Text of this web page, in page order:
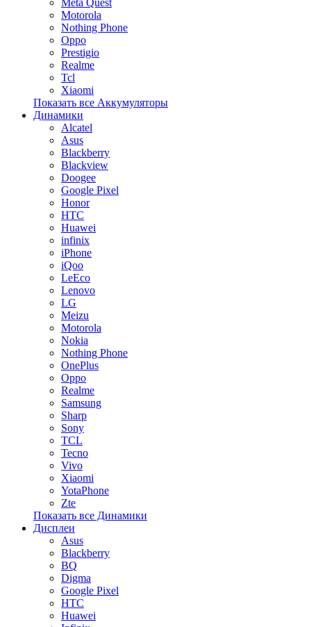
Meta Quest
Motorola
Nothing Phone
Oppo
Prestigio
Realme
Tcl
Xiaomi
Показать все Аккумуляторы
Динамики
Alcatel
Asus
Blackberry
Blackview
Doogee
Google Pixel
Honor
HTC
Huawei
infinix
iPhone
iQoo
LeEco
Lenovo
LG
Meizu
Motorola
Nokia
Nothing Phone
OnePlus
Oppo
Realme
Samsung
Sharp
Sony
TCL
Tecno
Vivo
Xiaomi
YotaPhone
Zte
Показать все Динамики
Дисплеи
Asus
Blackberry
BQ
Digma
Google Pixel
HTC
Huawei